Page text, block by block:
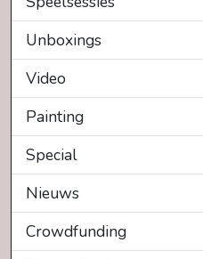
Unboxings
Video
Painting
Special
Nieuws
Crowdfunding